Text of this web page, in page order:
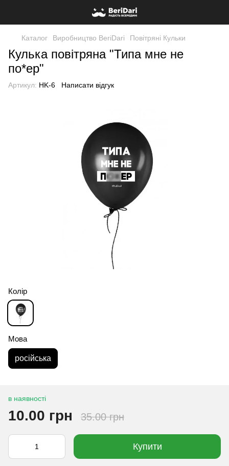
Каталог Виробництво BeriDari Повітряні Кульки
Кулька повітряна "Типа мне не
по*ер"
Артикул: HK-6 Написати відгук
Колір
Мова
російська
в наявності
10.00 грн 35.00 грн
Купити